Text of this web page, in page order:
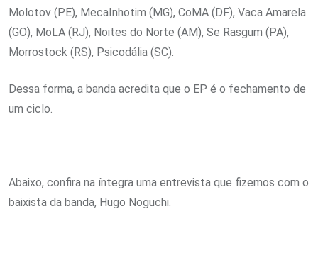
Molotov (PE), MecaInhotim (MG), CoMA (DF), Vaca Amarela
(GO), MoLA (RJ), Noites do Norte (AM), Se Rasgum (PA),
Morrostock (RS), Psicodália (SC).
Dessa forma, a banda acredita que o EP é o fechamento de
um ciclo.
Abaixo, confira na íntegra uma entrevista que fizemos com o
baixista da banda, Hugo Noguchi.